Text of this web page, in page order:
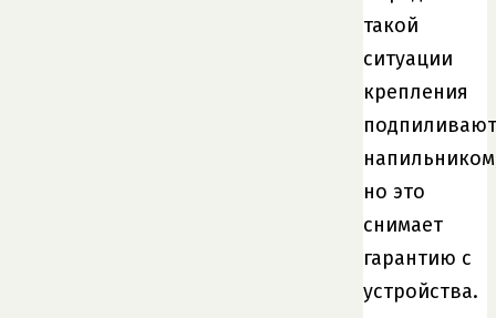
такой
ситуации
крепления
подпиливают
но это
снимает
гарантию с
устройства.